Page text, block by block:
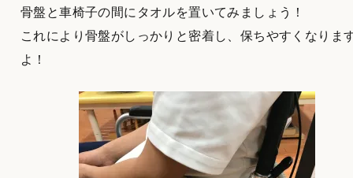
骨盤と車椅子の間にタオルを置いてみましょう！
これにより骨盤がしっかりと密着し、保ちやすくなりま
よ！